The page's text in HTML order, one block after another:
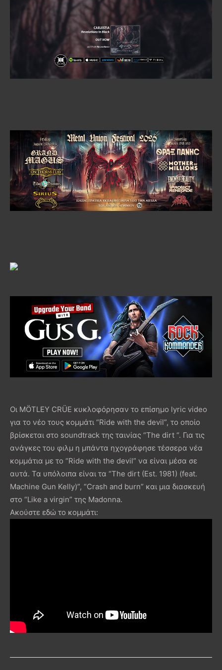
Οι MÖTLEY CRÜE κυκλοφόρησαν το επίσημο lyric video
για το νέο τους κομμάτι “Ride with the devil”, το οποίο
βρίσκεται στο soundtrack της ταινίας “The dirt “. Για τις
ανάγκες του φιλμ η μπάντα ηχογράφησε τέσσερα νέα
κομμάτια με το “Ride with the devil” να είναι μέσα σε
αυτά. Τα υπόλοιπα είναι τα “The dirt (Est. 1981) (feat.
Machine Gun Kelly)”, “Crash and burn” και μια διασκευή
στο “Like a virgin” της Madonna.
Ακούστε εδώ το κομμάτι: